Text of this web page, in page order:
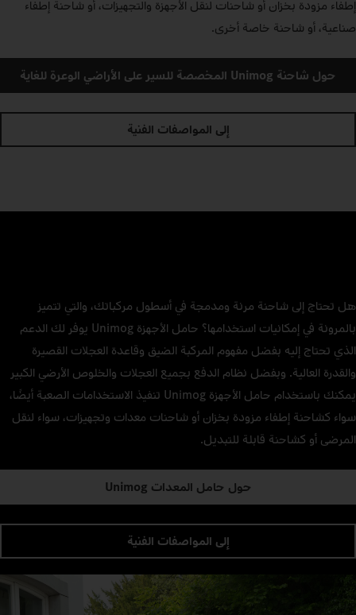
إطفاء مزودة بخزان أو شاحنات لنقل الأجهزة والتجهيزات، أو شاحنة إطفاء
صناعية، أو شاحنة خاصة أخرى.
حول شاحنة Unimog المخصصة للسير على الأراضي الوعرة للغاية
إلى المواصفات الفنية
هل تحتاج إلى شاحنة مرنة ومدمجة في أسطول مركباتك، والتي تتميز
بالمرونة في إمكانيات استخدامها؟ حامل الأجهزة Unimog يوفر لك الدعم
الذي تحتاج إليه بفضل مفهوم المركبة الضيق وقاعدة العجلات القصيرة
والقدرة العالية. وبفضل نظام الدفع بجميع العجلات والخلوص الأرضي الكبير
يمكنك باستخدام حامل الأجهزة Unimog تنفيذ الاستخدامات الصعبة أيضًا،
سواء كشاحنة إطفاء مزودة بخزان أو شاحنات معدات وتجهيزات، سواء لنقل
المرضى أو كشاحنة قابلة للتبديل.
حول حامل المعدات Unimog
إلى المواصفات الفنية